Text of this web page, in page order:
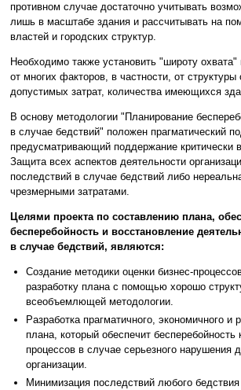
противном случае достаточно учитывать
лишь в масштабе здания и рассчитывать на
властей и городских структур.
Необходимо также установить "широту
от многих факторов, в частности, от структуры
допустимых затрат, количества имеющихся
В основу методологии "Планирование
в случае бедствий" положен прагматический
предусматривающий поддержание критически
Защита всех аспектов деятельности
последствий в случае бедствий либо
чрезмерными затратами.
Целями проекта по составлению плана,
бесперебойность и восстановление
в случае бедствий, являются:
Создание методики оценки бизнес-
разработку плана с помощью хорошо
всеобъемлющей методологии.
Разработка прагматичного, экономичного и
плана, который обеспечит бесперебойность
процессов в случае серьезного нарушения
организации.
Минимизация последствий любого